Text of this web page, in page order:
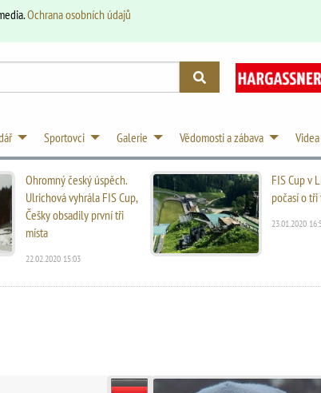
Ochrana osobních údajů
Sportovci Galerie Vědomosti a zábava Videa
Ohromný český úspěch.
Ulrichová vyhrála FIS Cup,
Češky obsadily první tři
místa
22.02.2020 15:03
FIS Cup v
počasí o
23.01.2020